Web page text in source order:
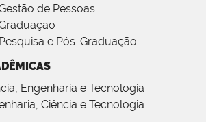
de Pessoas
e Pós-Graduação
Engenharia e Tecnologia
Ciência e Tecnologia